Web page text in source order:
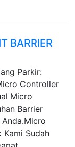
BARRIER
Parkir:
Controller
Micro
Barrier
Sudah